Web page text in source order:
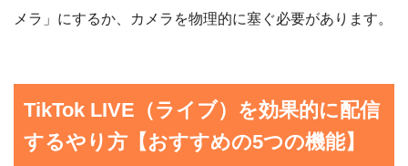
メラ」にするか、カメラを物理的に塞ぐ必要があります。
TikTok LIVE（ライブ）を効果的に配信
するやり方【おすすめの5つの機能】